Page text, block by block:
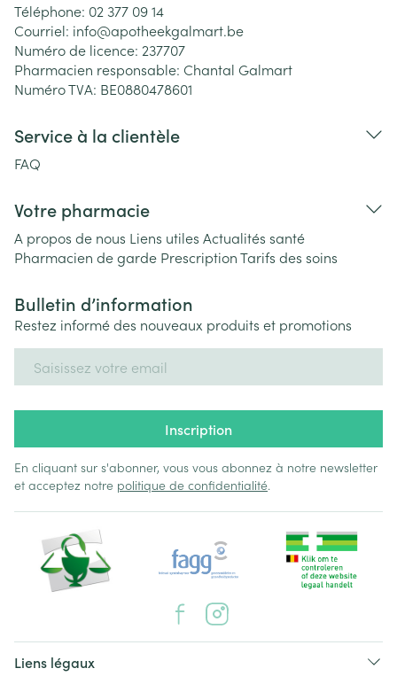
Téléphone: 02 377 09 14
Courriel: info@apotheekgalmart.be
Numéro de licence: 237707
Pharmacien responsable: Chantal Galmart
Numéro TVA: BE0880478601
Service à la clientèle
FAQ
Votre pharmacie
A propos de nous Liens utiles Actualités santé
Pharmacien de garde PrescriptionTarifs des soins
Bulletin d’information
Restez informé des nouveaux produits et promotions
Inscription
En cliquant sur s'abonner, vous vous abonnez à notre newsletter
et acceptez notre politique de confidentialité.
Liens légaux